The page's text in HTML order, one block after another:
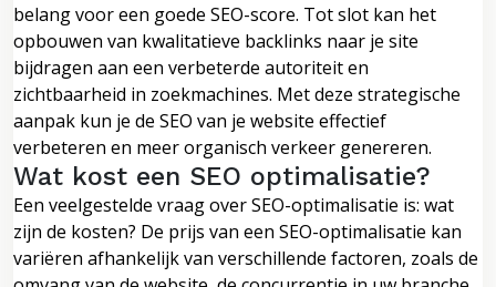
belang voor een goede SEO-score. Tot slot kan het
opbouwen van kwalitatieve backlinks naar je site
bijdragen aan een verbeterde autoriteit en
zichtbaarheid in zoekmachines. Met deze strategische
aanpak kun je de SEO van je website effectief
verbeteren en meer organisch verkeer genereren.
Wat kost een SEO optimalisatie?
Een veelgestelde vraag over SEO-optimalisatie is: wat
zijn de kosten? De prijs van een SEO-optimalisatie kan
variëren afhankelijk van verschillende factoren, zoals de